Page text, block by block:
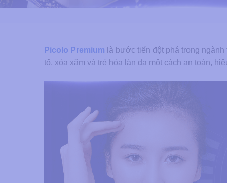
Picolo Premium là bước tiến đột phá trong
tố, xóa xăm và trẻ hóa làn da một cách an toàn,